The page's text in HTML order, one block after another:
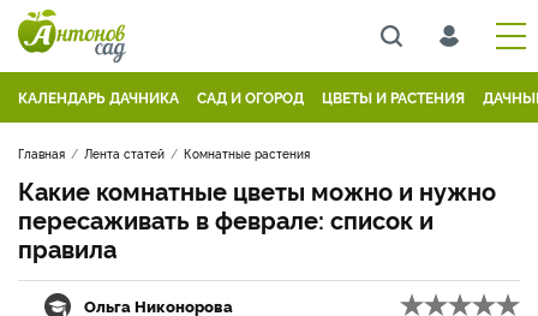
КАЛЕНДАРЬ ДАЧНИКА САД И ОГОРОД ЦВЕТЫ И РАСТЕНИЯ
Главная Лента статей Комнатные растения
Какие комнатные цветы можно и нужно
пересаживать в феврале: список и
правила
Ольга Никонорова